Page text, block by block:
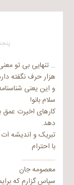
پنجشنبه ۶ بهمن
… تنهایی بی تو
هزار حرف نگفته
و این یعنی
سلام بانو!
کارهای اخیرت
دهد.
تبریک و اندیشه
با احترام
………………….
معصومه جان
سپاس گزارم که